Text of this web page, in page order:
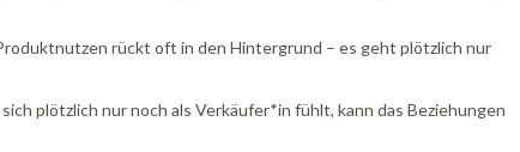
rückt oft in den Hintergrund – es geht plötzlich nur
sich plötzlich nur noch als Verkäufer*in fühlt, kann das Beziehungen